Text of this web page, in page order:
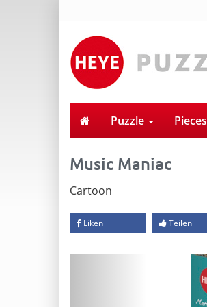
Puzzle Pieces
Music Maniac
Cartoon
Liken Teilen